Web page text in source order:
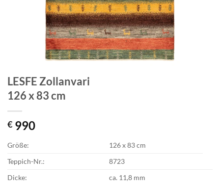
LESFE Zollanvari
126 x 83 cm
€ 990
Größe:
126 x 83 cm
Teppich-Nr.:
8723
Dicke:
ca. 11,8 mm